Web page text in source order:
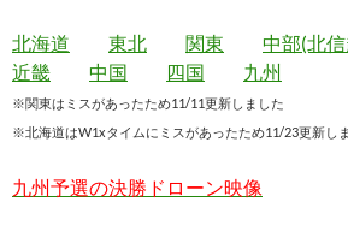
北海道 東北 関東
中部(北
近畿
中国 四国 九州
※関東はミスがあったため11/11更新しました
※北海道はW1xタイムにミスがあったため11/23更新し
九州予選の決勝ドローン映像